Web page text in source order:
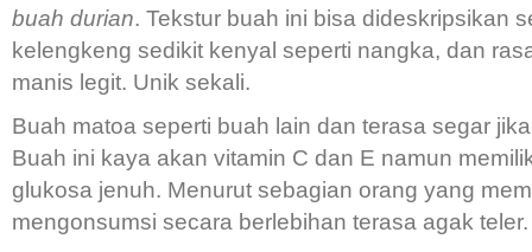
buah durian. Tekstur buah ini bisa dideskripsikan
kelengkeng sedikit kenyal seperti nangka, dan
manis legit. Unik sekali.
Buah matoa seperti buah lain dan terasa segar
Buah ini kaya akan vitamin C dan E namun
glukosa jenuh. Menurut sebagian orang yang
mengonsumsi secara berlebihan terasa agak teler.